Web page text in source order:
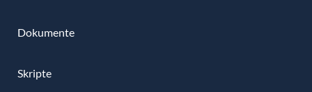
Dokumente
Skripte